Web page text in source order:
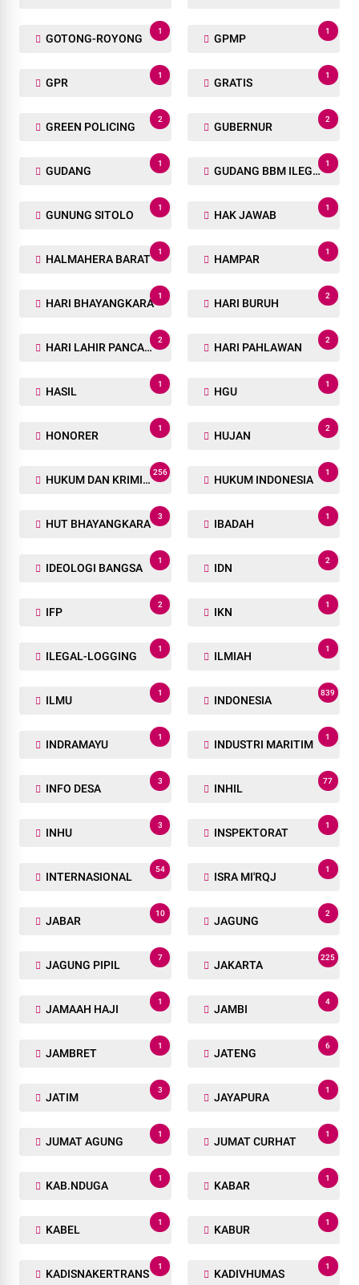
GOTONG-ROYONG
1
GPMP
1
GPR
1
GRATIS
1
GREEN POLICING
2
GUBERNUR
2
GUDANG
1
GUDANG BBM ILEGAL
1
GUNUNG SITOLO
1
HAK JAWAB
1
HALMAHERA BARAT
1
HAMPAR
1
HARI BHAYANGKARA
1
HARI BURUH
2
HARI LAHIR PANCASILA
2
HARI PAHLAWAN
2
HASIL
1
HGU
1
HONORER
1
HUJAN
2
HUKUM DAN KRIMINAL
256
HUKUM INDONESIA
1
HUT BHAYANGKARA
3
IBADAH
1
IDEOLOGI BANGSA
1
IDN
2
IFP
2
IKN
1
ILEGAL-LOGGING
1
ILMIAH
1
ILMU
1
INDONESIA
839
INDRAMAYU
1
INDUSTRI MARITIM
1
INFO DESA
3
INHIL
77
INHU
3
INSPEKTORAT
1
INTERNASIONAL
54
ISRA MI'RQJ
1
JABAR
10
JAGUNG
2
JAGUNG PIPIL
7
JAKARTA
225
JAMAAH HAJI
1
JAMBI
4
JAMBRET
1
JATENG
6
JATIM
3
JAYAPURA
1
JUMAT AGUNG
1
JUMAT CURHAT
1
KAB.NDUGA
1
KABAR
1
KABEL
1
KABUR
1
KADISNAKERTRANS
1
KADIVHUMAS
1